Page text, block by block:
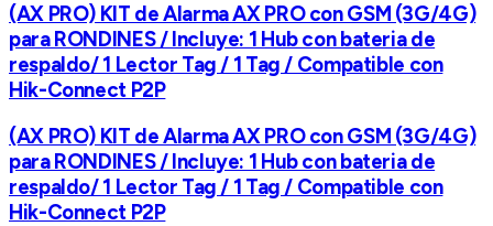
(AX PRO) KIT de Alarma AX PRO con GSM (3G/4G)
para RONDINES / Incluye: 1 Hub con bateria de
respaldo/ 1 Lector Tag / 1 Tag / Compatible con
Hik-Connect P2P
(AX PRO) KIT de Alarma AX PRO con GSM (3G/4G)
para RONDINES / Incluye: 1 Hub con bateria de
respaldo/ 1 Lector Tag / 1 Tag / Compatible con
Hik-Connect P2P